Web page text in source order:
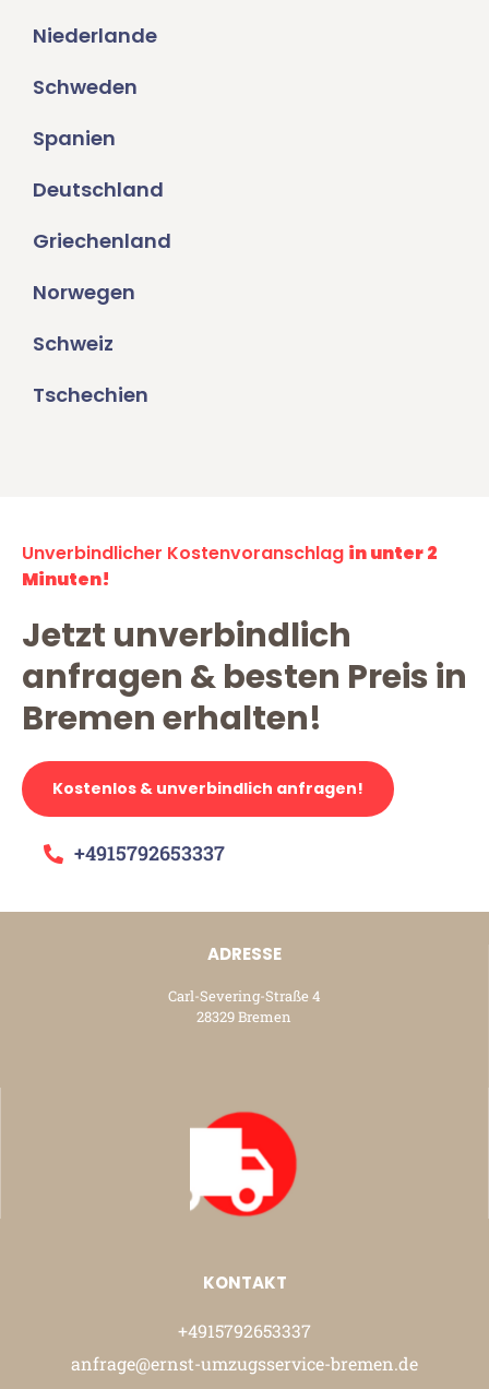
Niederlande
Schweden
Spanien
Deutschland
Griechenland
Norwegen
Schweiz
Tschechien
Unverbindlicher Kostenvoranschlag in unter 2
Minuten!
Jetzt unverbindlich
anfragen & besten Preis in
Bremen erhalten!
Kostenlos & unverbindlich anfragen!
+4915792653337
ADRESSE
Carl-Severing-Straße 4
28329 Bremen
KONTAKT
+4915792653337
anfrage@ernst-umzugsservice-bremen.de